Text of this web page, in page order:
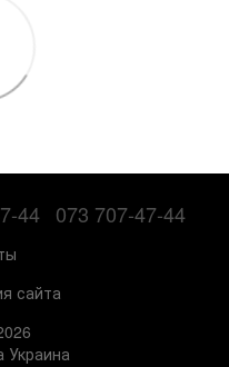
44 073 707-47-44
сайта
Украина